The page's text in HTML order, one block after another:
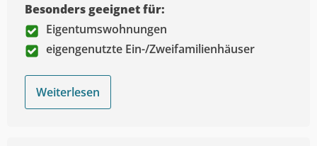
Besonders geeignet für:
Eigentumswohnungen
eigengenutzte Ein-/Zweifamilienhäuser
Weiterlesen